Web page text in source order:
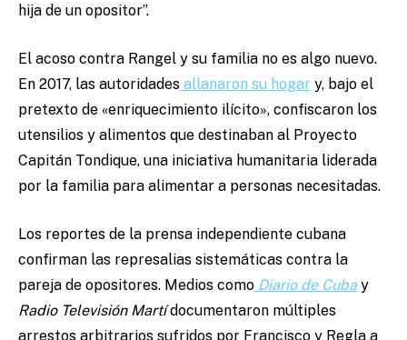
hija de un opositor”.
El acoso contra Rangel y su familia no es algo nuevo.
En 2017, las autoridades allanaron su hogar y, bajo el
pretexto de «enriquecimiento ilícito», confiscaron los
utensilios y alimentos que destinaban al Proyecto
Capitán Tondique, una iniciativa humanitaria liderada
por la familia para alimentar a personas necesitadas.
Los reportes de la prensa independiente cubana
confirman las represalias sistemáticas contra la
pareja de opositores. Medios como Diario de Cubay
Radio Televisión Martídocumentaron múltiples
arrestos arbitrarios sufridos por Francisco y Regla a